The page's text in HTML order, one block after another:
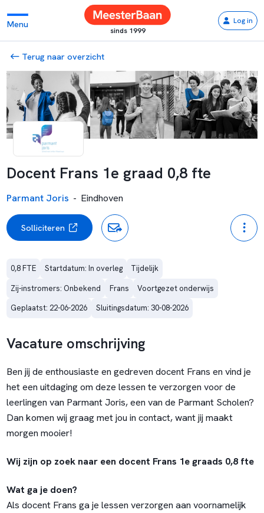
Menu
sinds 1999
Log in
Terug naar overzicht
Docent Frans 1e graad 0,8 fte
Parmant Joris - Eindhoven
Solliciteren
0,8 FTE Startdatum: In overleg
Tijdelijk
Zij-instromers: Onbekend
Frans
Voortgezet onderwijs
Geplaatst: 22-06-2026
Sluitingsdatum: 30-08-2026
Vacature omschrijving
Ben jij de enthousiaste en gedreven docent Frans en vind je
het een uitdaging om deze lessen te verzorgen voor de
leerlingen van Parmant Joris, een van de Parmant Scholen?
Dan komen wij graag met jou in contact, want jij maakt
morgen mooier!
Wij zijn op zoek naar een docent Frans 1e graads 0,8 fte
Wat ga je doen?
Als docent Frans ga je lessen verzorgen aan voornamelijk